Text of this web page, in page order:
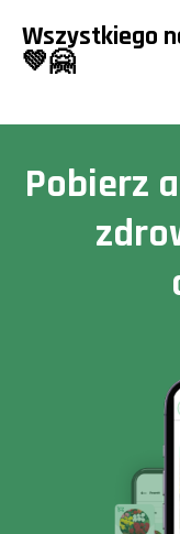
Wszystkiego
💚🤗
Pobierz